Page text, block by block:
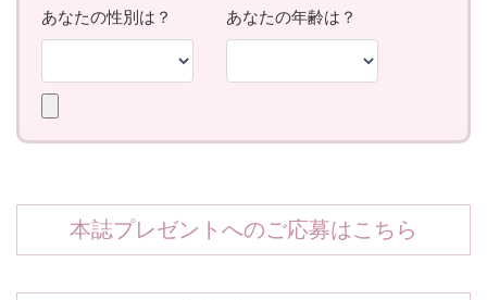
本誌プレゼントへのご応募はこちら